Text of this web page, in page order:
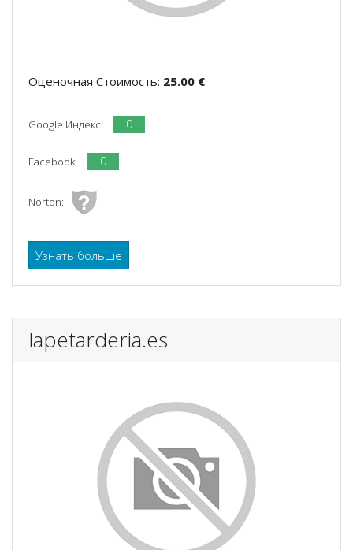
Оценочная Стоимость: 25.00 €
Google Индекс: 0
Facebook: 0
Norton:
Узнать больше
lapetarderia.es